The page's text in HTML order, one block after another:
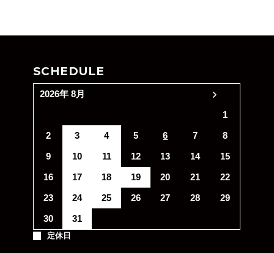
SCHEDULE
2026年 8月
1
2
3 4 5 6 7
8
9
10 11 12 13 14
15
16
17 18 19 20 21
22
23
24 25 26 27 28
29
30
31
定休日